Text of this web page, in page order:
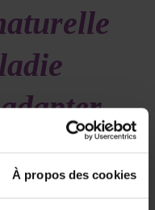
À propos des cookies
de
ayant